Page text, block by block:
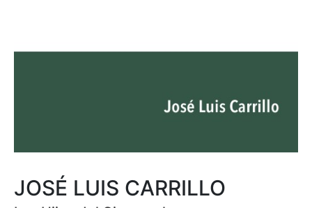
JOSÉ LUIS CARRILLO